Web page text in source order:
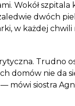
Wokół szpitala
dwóch
w każdej
Trudno
domów nie da
mówi siostra